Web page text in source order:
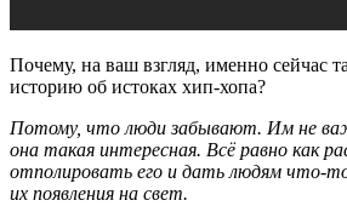
Почему, на ваш взгляд, именно сейчас
историю об истоках хип-хопа?
Потому, что люди забывают. Им не
она такая интересная. Всё равно как
отполировать его и дать людям что-
их появления на свет.